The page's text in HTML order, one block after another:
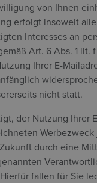
von Ihnen
erfolgt insoweit
Interesses an
Art. 6 Abs. 1 lit. f
Ihrer E-
nicht statt.
der Nutzung Ihrer
durch eine
fallen für Sie